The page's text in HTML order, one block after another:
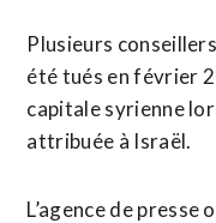
Plusieurs
été tués en février
capitale syrienne
attribuée à Israël.
L’agence de presse